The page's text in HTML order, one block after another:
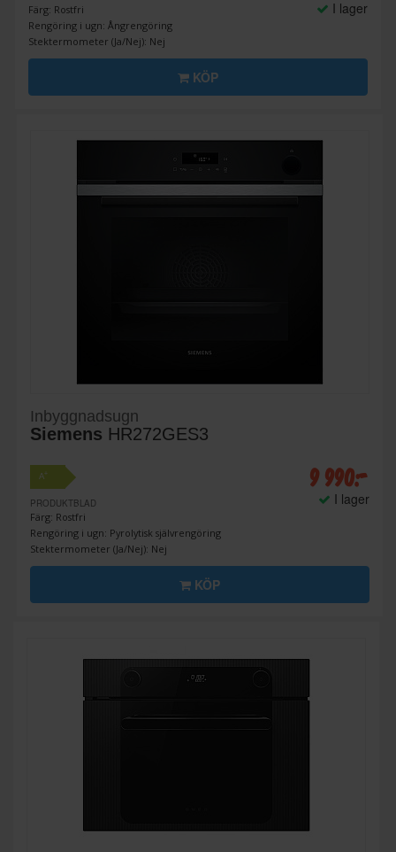
Färg: Rostfri
Rengöring i ugn: Ångrengöring
Stektermometer (Ja/Nej): Nej
I lager
KÖP
Inbyggnadsugn
Siemens HR272GES3
A+
PRODUKTBLAD
Färg: Rostfri
Rengöring i ugn: Pyrolytisk självrengöring
Stektermometer (Ja/Nej): Nej
9 990:-
I lager
KÖP